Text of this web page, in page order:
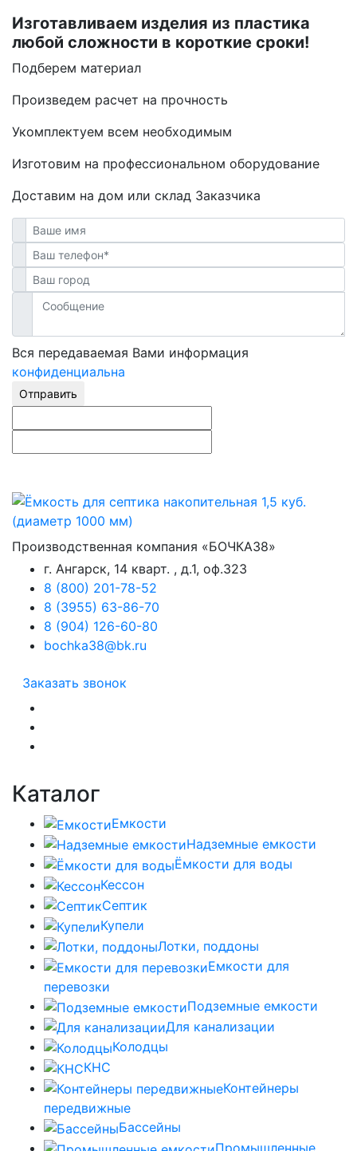
Изготавливаем изделия из пластика
любой сложности в короткие сроки!
Подберем материал
Произведем расчет на прочность
Укомплектуем всем необходимым
Изготовим на профессиональном оборудование
Доставим на дом или склад Заказчика
Вся передаваемая Вами информация
конфиденциальна
Отправить
Производственная компания «БОЧКА38»
г. Ангарск, 14 кварт. , д.1, оф.323
8 (800) 201-78-52
8 (3955) 63-86-70
8 (904) 126-60-80
bochka38@bk.ru
Заказать звонок
Каталог
Емкости
Надземные емкости
Ёмкости для воды
Кессон
Септик
Купели
Лотки, поддоны
Емкости для
перевозки
Подземные емкости
Для канализации
Колодцы
КНС
Контейнеры
передвижные
Бассейны
Промышленные